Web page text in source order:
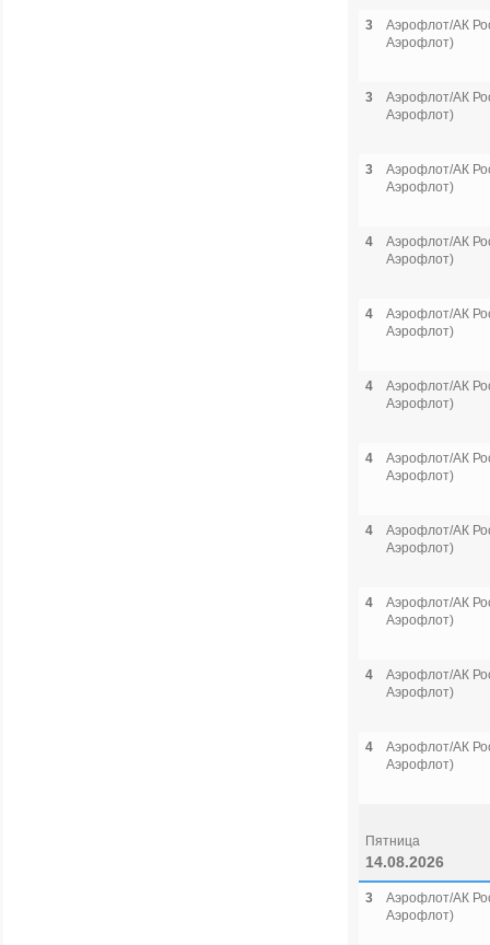
3
Аэрофлот/АК
Аэрофлот)
3
Аэрофлот/АК
Аэрофлот)
3
Аэрофлот/АК
Аэрофлот)
4
Аэрофлот/АК
Аэрофлот)
4
Аэрофлот/АК
Аэрофлот)
4
Аэрофлот/АК
Аэрофлот)
4
Аэрофлот/АК
Аэрофлот)
4
Аэрофлот/АК
Аэрофлот)
4
Аэрофлот/АК
Аэрофлот)
4
Аэрофлот/АК
Аэрофлот)
4
Аэрофлот/АК
Аэрофлот)
Пятница
14.08.2026
3
Аэрофлот/АК
Аэрофлот)